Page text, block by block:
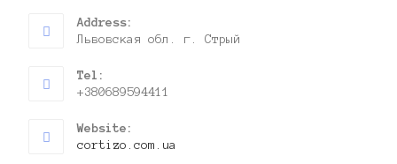
Address:
Львовская обл. г. Стрый
Tel:
+380689594411
Website:
cortizo.com.ua